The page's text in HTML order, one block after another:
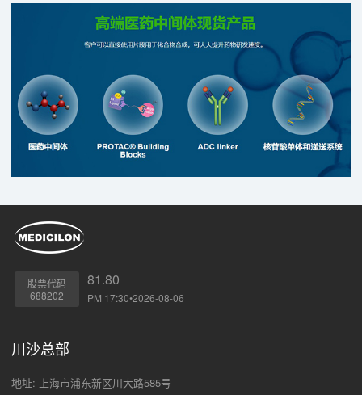
股票代码
688202
81.80
PM 17:30•2026-08-06
川沙总部
地址: 上海市浦东新区川大路585号